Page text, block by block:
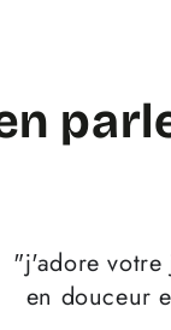
"j'adore
en douceur